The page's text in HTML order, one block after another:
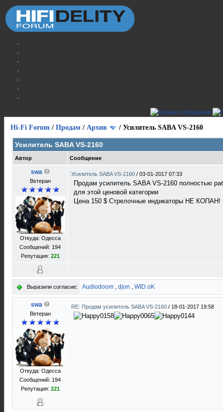
Hi-Fi Forum / Продам / Архив / Усилитель SABA VS-2160
Усилитель SABA VS-2160
Автор Сообщение
swa
Ветеран
Откуда: Одесса
Сообщений: 194
Репутация: 221
Усилитель SABA VS-2160 / 03-01-2017 07:33
Продам усилитель SABA VS-2160 полностью
для этой ценовой категории
Цена 150 $ Стрелочные индикаторы НЕ КОПАН!
Выразили согласие: Audiodoom , djon , WID.oK
swa
Ветеран
Откуда: Одесса
Сообщений: 194
Репутация: 221
RE: Продам усилитель SABA VS-2160 / 18-01-2017 19:58